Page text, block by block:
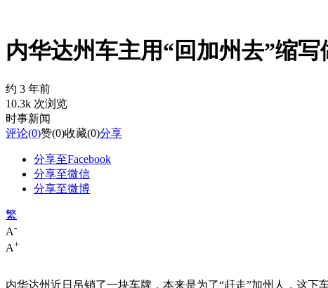
内华达州车主用“回加州去”缩
约 3 年前
10.3k 次浏览
时事新闻
评论(0)赞(0)收藏(0)分享
分享至Facebook
分享至微信
分享至微博
繁
A-
A+
内华达州近日吊销了一块车牌，本来是为了“赶走”加州人，这下